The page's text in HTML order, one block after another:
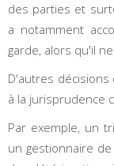
des parties et
a notamment
garde, alors qu'il
D'autres
à la jurisprudence
Par exemple, un
un gestionnaire